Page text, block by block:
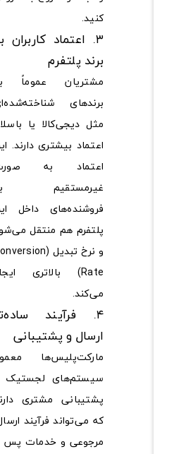
۳. اعتماد کاربران به
برند پلتفرم
مشتریان عموماً به
برندهای شناخته‌شده‌ای
مثل دیجی‌کالا یا باسلام
اعتماد بیشتری دارند. این
اعتماد به صورت
غیرمستقیم به
فروشنده‌های داخل این
پلتفرم هم منتقل می‌شود
و نرخ تبدیل (Conversion
Rate) بالاتری ایجاد
۴. فرآیند ساده‌تر
ارسال و پشتیبانی
مارکت‌پلیس‌ها معمولا
سیستم‌های لجستیک و
پشتیبانی مشتری دارند
که می‌تواند فرآیند ارسال،
مرجوعی و خدمات پس از